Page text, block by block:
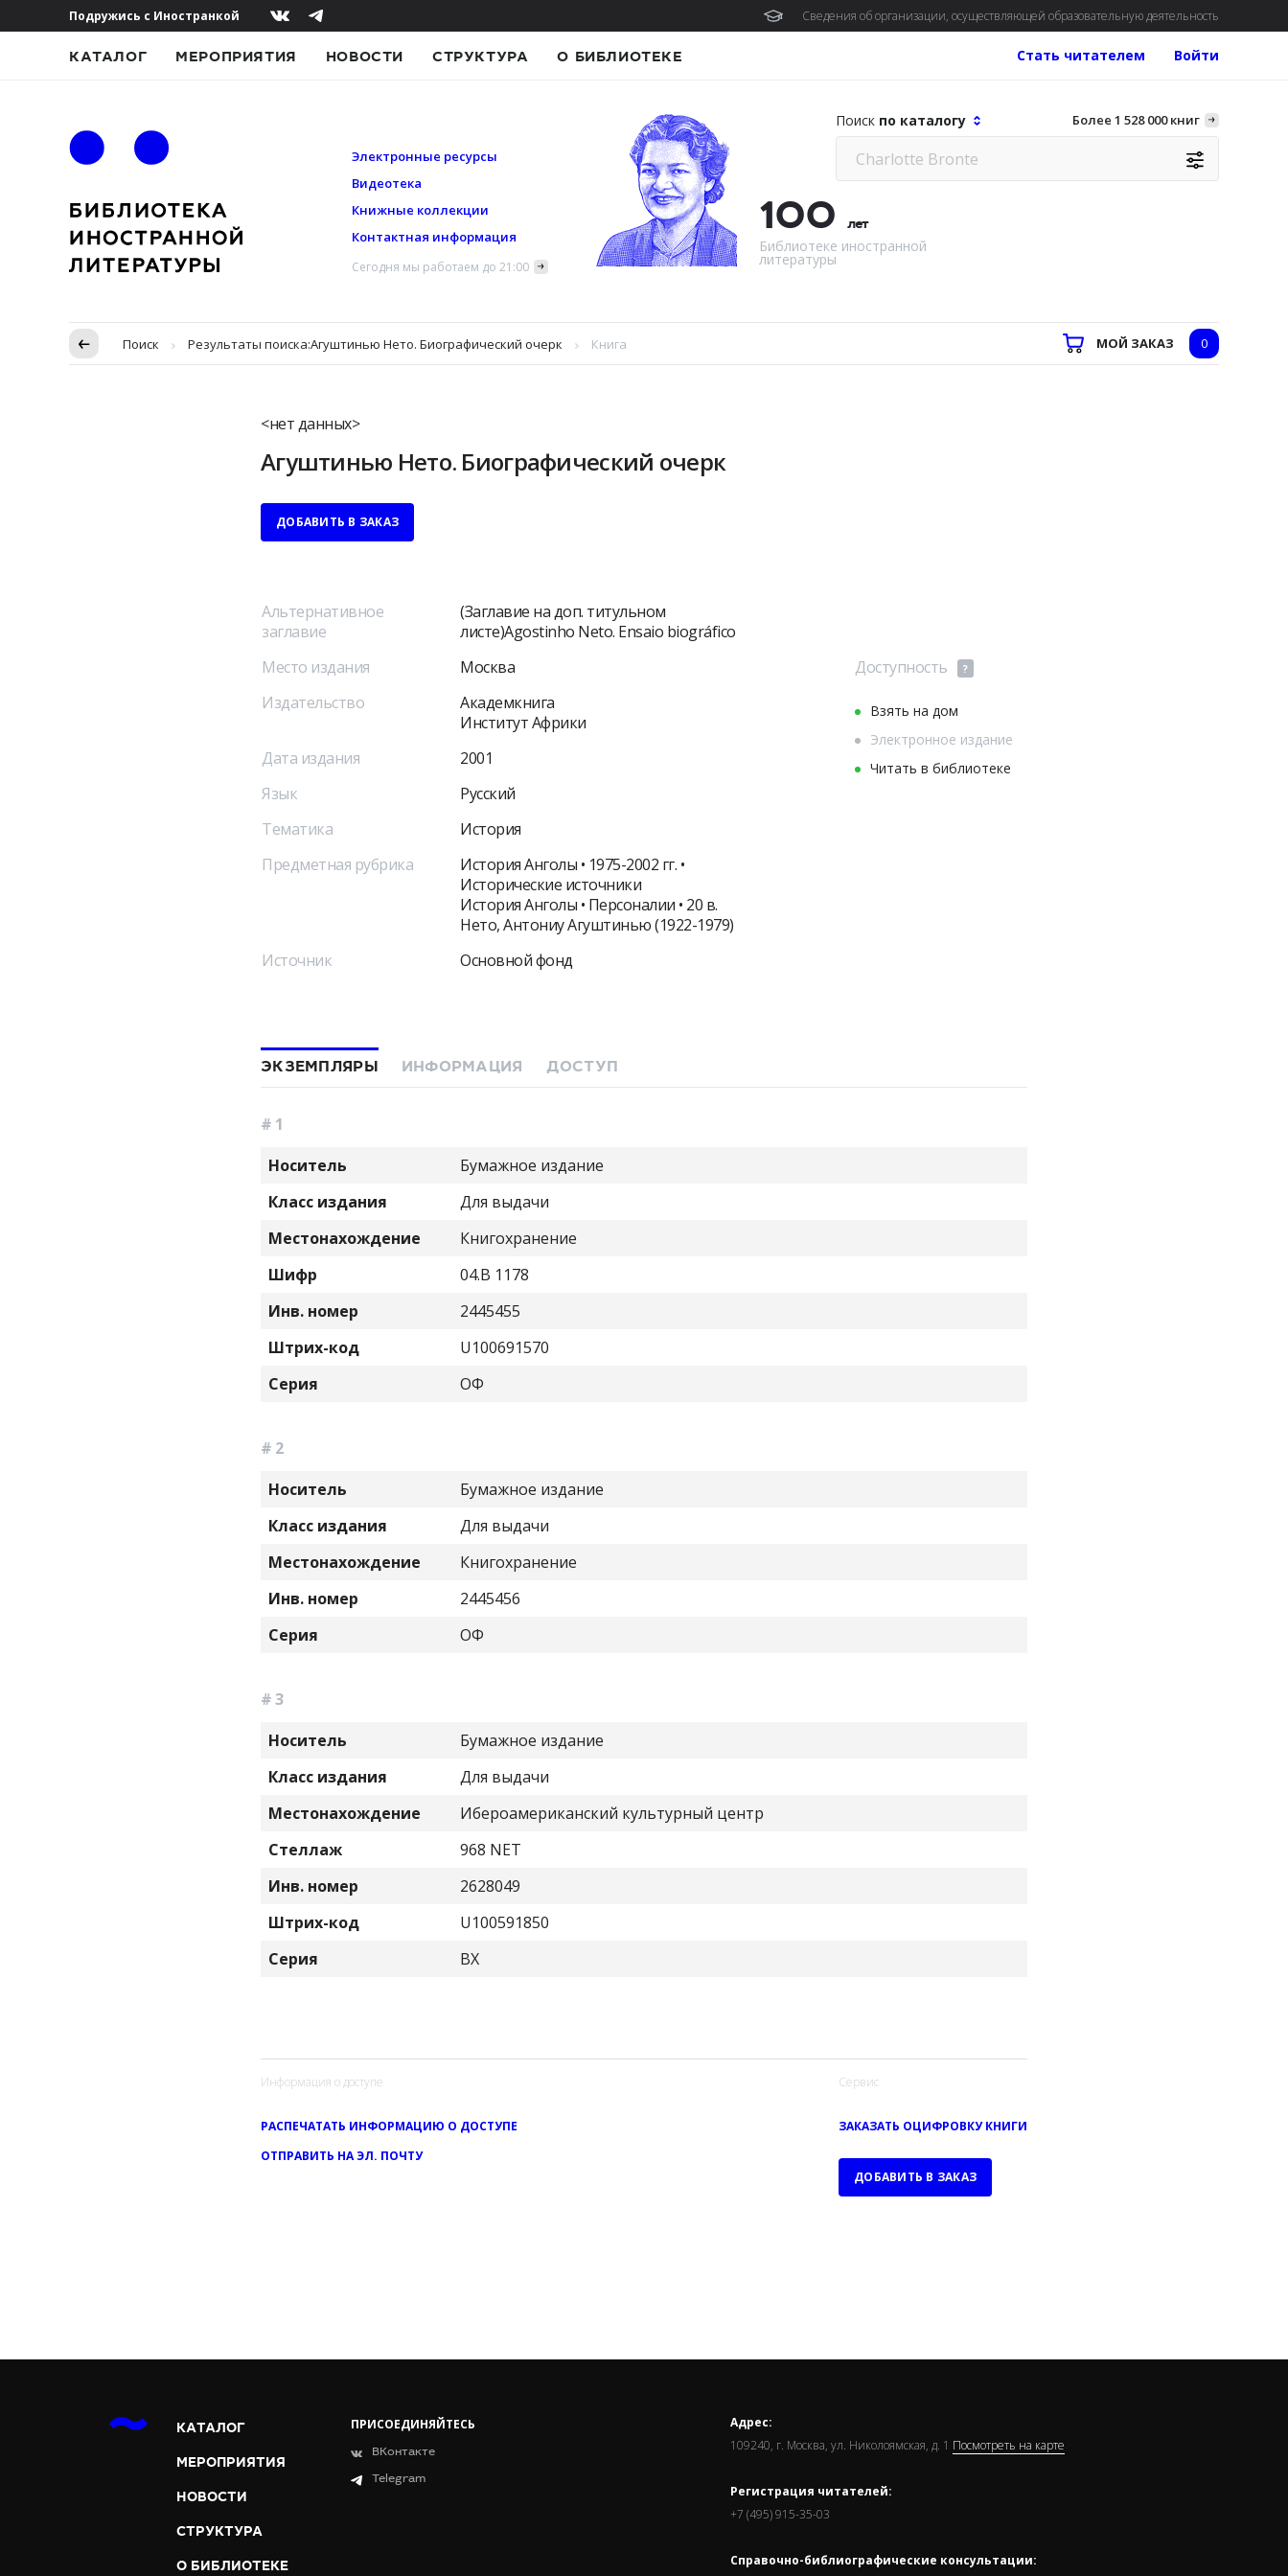
Подружись с Иностранкой Сведения об организации, осуществляющей образовательную деятельность
КАТАЛОГ МЕРОПРИЯТИЯ НОВОСТИ СТРУКТУРА О БИБЛИОТЕКЕ Войти
Стать читателем
Электронные ресурсы
Видеотека
Книжные коллекции
Контактная информация
Сегодня мы работаем до 21:00
Поиск по каталогу Более 1 528 000 книг
100
лет
Библиотеке иностранной
литературы
Пропуск в контексте
Поиск Результаты поиска:Агуштинью Нето. Биографический очерк Книга МОЙ ЗАКАЗ 0
<нет данных>
Агуштинью Нето. Биографический очерк
ДОБАВИТЬ В ЗАКАЗ
Альтернативное
заглавие
(Заглавие на доп. титульном
листе)Agostinho Neto. Ensaio biográfico
Место издания
Москва
Издательство
Академкнига
Институт Африки
Дата издания
2001
Язык
Русский
Тематика
История
Предметная рубрика
История Анголы • 1975-2002 гг. •
Исторические источники
История Анголы • Персоналии • 20 в.
Нето, Антониу Агуштинью (1922-1979)
Источник
Основной фонд
Доступность ?
Взять на дом
Электронное издание
Читать в библиотеке
ЭКЗЕМПЛЯРЫ ИНФОРМАЦИЯ ДОСТУП
# 1
Носитель
Бумажное издание
Класс издания
Для выдачи
Местонахождение
Книгохранение
Шифр
04.B 1178
Инв. номер
2445455
Штрих-код
U100691570
Серия
ОФ
# 2
Носитель
Бумажное издание
Класс издания
Для выдачи
Местонахождение
Книгохранение
Инв. номер
2445456
Серия
ОФ
# 3
Носитель
Бумажное издание
Класс издания
Для выдачи
Местонахождение
Ибероамериканский культурный центр
Стеллаж
968 NET
Инв. номер
2628049
Штрих-код
U100591850
Серия
ВХ
Информация о доступе
РАСПЕЧАТАТЬ ИНФОРМАЦИЮ О ДОСТУПЕ
ОТПРАВИТЬ НА ЭЛ. ПОЧТУ
Сервис
ЗАКАЗАТЬ ОЦИФРОВКУ КНИГИ
ДОБАВИТЬ В ЗАКАЗ
КАТАЛОГ
МЕРОПРИЯТИЯ
НОВОСТИ
СТРУКТУРА
О БИБЛИОТЕКЕ
ПРИСОЕДИНЯЙТЕСЬ
ВКонтакте
Telegram
Адрес:
109240, г. Москва, ул. Николоямская, д. 1 Посмотреть на карте
Регистрация читателей:
+7 (495) 915-35-03
Справочно-библиографические консультации: